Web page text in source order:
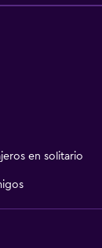
en solitario